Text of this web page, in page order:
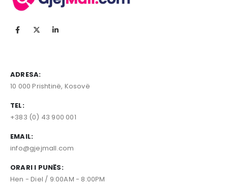
ADRESA:
10 000 Prishtinë, Kosovë
TEL:
+383 (0) 43 900 001
EMAIL:
info@gjejmall.com
ORARI I PUNËS:
Hen - Diel / 9:00AM - 8:00PM